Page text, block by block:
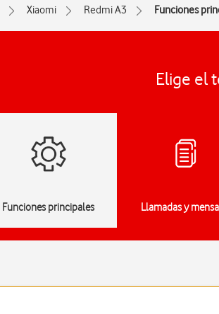
Xiaomi Redmi A3 Funciones
Elige el
Funciones principales Llamadas y